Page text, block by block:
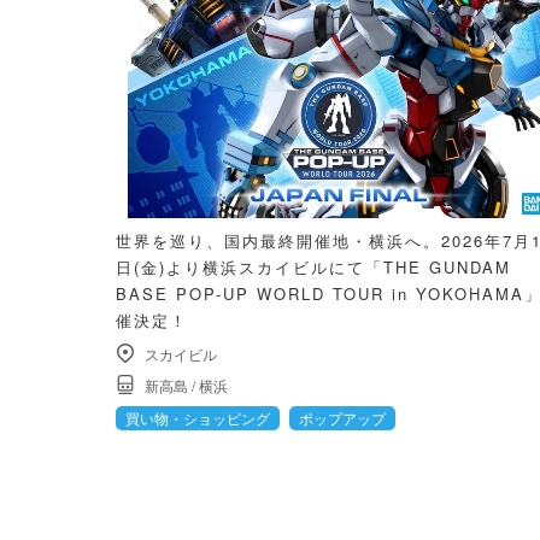
世界を巡り、国内最終開催地・横浜へ。2026年7月
日(金)より横浜スカイビルにて「THE GUNDAM
BASE POP-UP WORLD TOUR in YOKOHAMA
催決定！
スカイビル
新高島 /横浜
買い物・ショッピング
ポップアップ